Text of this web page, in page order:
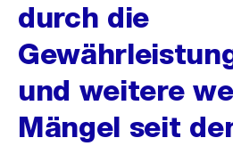
durch die
und weitere
Mängel seit